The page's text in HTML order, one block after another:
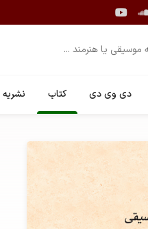
دی وی دی کتاب نشریه